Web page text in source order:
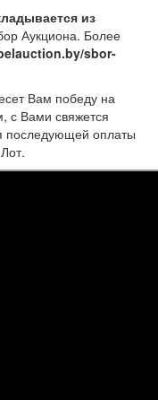
из
Аукциона. Более
sbor-
Вам победу на
с Вами свяжется
последующей оплаты